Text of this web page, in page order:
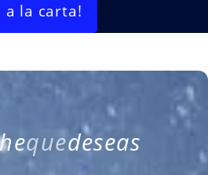
a la carta!
hequedeseas